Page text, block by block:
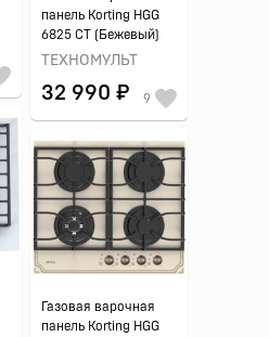
панель Korting HGG
6825 CT (Бежевый)
ТЕХНОМУЛЬТ
32 990 ₽ 9
Газовая варочная
панель Korting HGG